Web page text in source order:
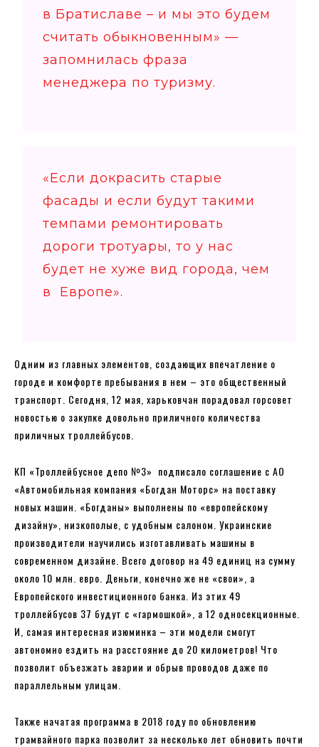
в Братиславе – и мы это будем
считать обыкновенным» —
запомнилась фраза
менеджера по туризму.
«Если докрасить старые
фасады и если будут такими
темпами ремонтировать
дороги тротуары, то у нас
будет не хуже вид города, чем
в Европе».
Одним из главных элементов, создающих впечатление о
городе и комфорте пребывания в нем – это общественный
транспорт. Сегодня, 12 мая, харьковчан порадовал горсовет
новостью о закупке довольно приличного количества
приличных троллейбусов.
КП «Троллейбусное депо №3» подписало соглашение с АО
«Автомобильная компания «Богдан Моторс» на поставку
новых машин. «Богданы» выполнены по «европейскому
дизайну», низкополые, с удобным салоном. Украинские
производители научились изготавливать машины в
современном дизайне. Всего договор на 49 единиц на сумму
около 10 млн. евро. Деньги, конечно же не «свои», а
Европейского инвестиционного банка. Из этих 49
троллейбусов 37 будут с «гармошкой», а 12 односекционные.
И, самая интересная изюминка – эти модели смогут
автономно ездить на расстояние до 20 километров! Что
позволит объезжать аварии и обрыв проводов даже по
параллельным улицам.
Также начатая программа в 2018 году по обновлению
трамвайного парка позволит за несколько лет обновить почти